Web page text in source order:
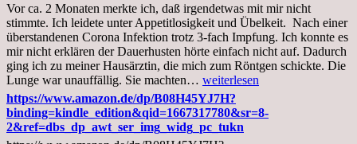
Vor ca. 2 Monaten merkte ich, daß irgendetwas mit mir nicht
stimmte. Ich leidete unter Appetitlosigkeit und Übelkeit. Nach einer
überstandenen Corona Infektion trotz 3-fach Impfung. Ich konnte es
mir nicht erklären der Dauerhusten hörte einfach nicht auf. Dadurch
ging ich zu meiner Hausärztin, die mich zum Röntgen schickte. Die
Lunge war unauffällig. Sie machten… Mittwoch,
02.11.2022,
Arztgespräch
und
Diagnose
weiterlesen
https://www.amazon.de/dp/B08H45YJ7H?
binding=kindle_edition&qid=1667317780&sr=8-
2&ref=dbs_dp_awt_ser_img_widg_pc_tukn